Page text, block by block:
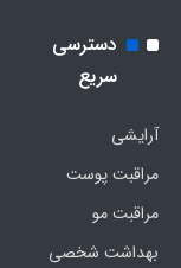
دسترسی
سریع
آرایشی
مراقبت پوست
مراقبت مو
بهداشت شخصی